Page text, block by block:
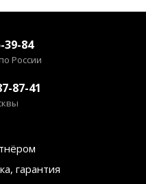
39-84
России
87-41
гарантия